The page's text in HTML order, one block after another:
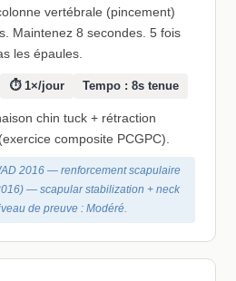
vertébrale (pincement)
Maintenez 8 secondes. 5 fois
les épaules.
⏱ 1×/jour Tempo : 8s tenue
chin tuck + rétraction
composite PCGPC).
2016 — renforcement scapulaire
— scapular stabilization + neck
de preuve : Modéré.